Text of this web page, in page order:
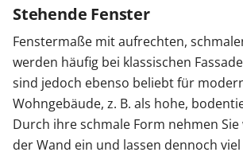
Stehende Fenster
Fenstermaße mit aufrechten,
werden häufig bei klassischen
sind jedoch ebenso beliebt für
Wohngebäude, z. B. als hohe,
Durch ihre schmale Form nehmen Sie
der Wand ein und lassen dennoch